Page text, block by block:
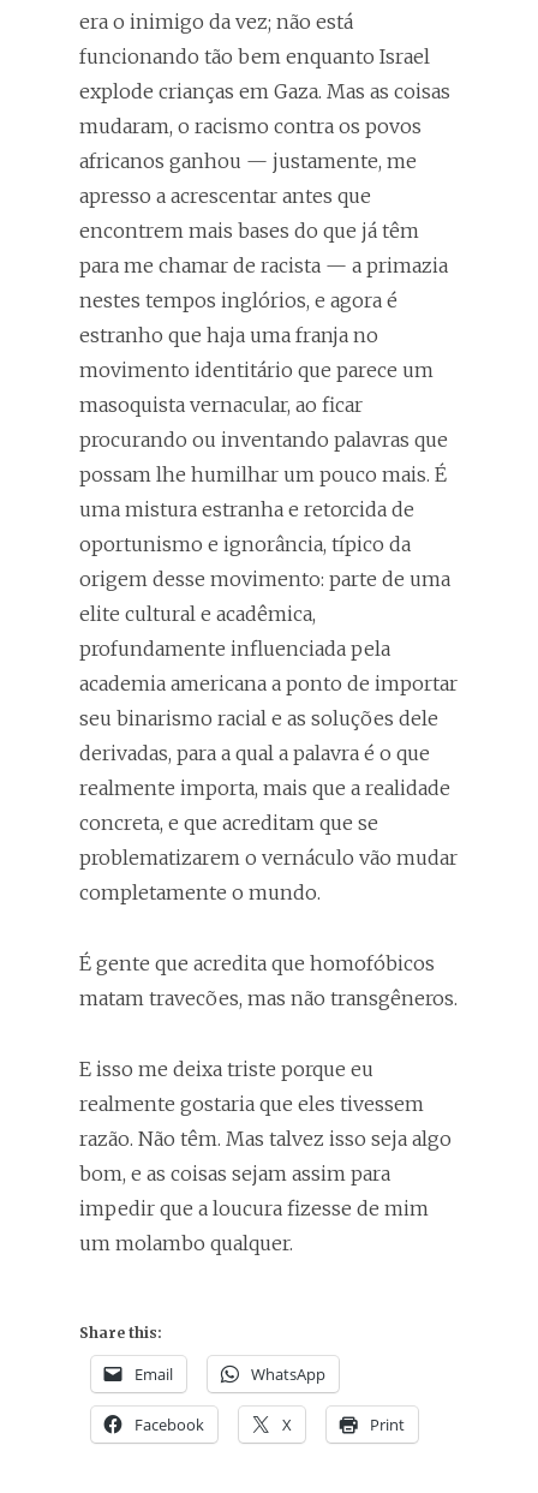
era o inimigo da vez; não está
funcionando tão bem enquanto Israel
explode crianças em Gaza. Mas as coisas
mudaram, o racismo contra os povos
africanos ganhou — justamente, me
apresso a acrescentar antes que
encontrem mais bases do que já têm
para me chamar de racista — a primazia
nestes tempos inglórios, e agora é
estranho que haja uma franja no
movimento identitário que parece um
masoquista vernacular, ao ficar
procurando ou inventando palavras que
possam lhe humilhar um pouco mais. É
uma mistura estranha e retorcida de
oportunismo e ignorância, típico da
origem desse movimento: parte de uma
elite cultural e acadêmica,
profundamente influenciada pela
academia americana a ponto de importar
seu binarismo racial e as soluções dele
derivadas, para a qual a palavra é o que
realmente importa, mais que a realidade
concreta, e que acreditam que se
problematizarem o vernáculo vão mudar
completamente o mundo.
É gente que acredita que homofóbicos
matam travecões, mas não transgêneros.
E isso me deixa triste porque eu
realmente gostaria que eles tivessem
razão. Não têm. Mas talvez isso seja algo
bom, e as coisas sejam assim para
impedir que a loucura fizesse de mim
um molambo qualquer.
Share this:
Email WhatsApp
Facebook X Print